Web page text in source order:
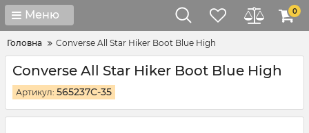
Меню 0
Головна Converse All Star Hiker Boot Blue High
Converse All Star Hiker Boot Blue High
Артикул: 565237C-35